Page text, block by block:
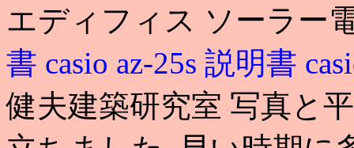
エディフィス ソーラー
書 casio az-25s 説明書
健夫建築研究室 写真と